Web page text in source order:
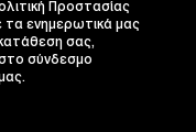
Προστασίας
ενημερωτικά μας
σας,
στο σύνδεσμο